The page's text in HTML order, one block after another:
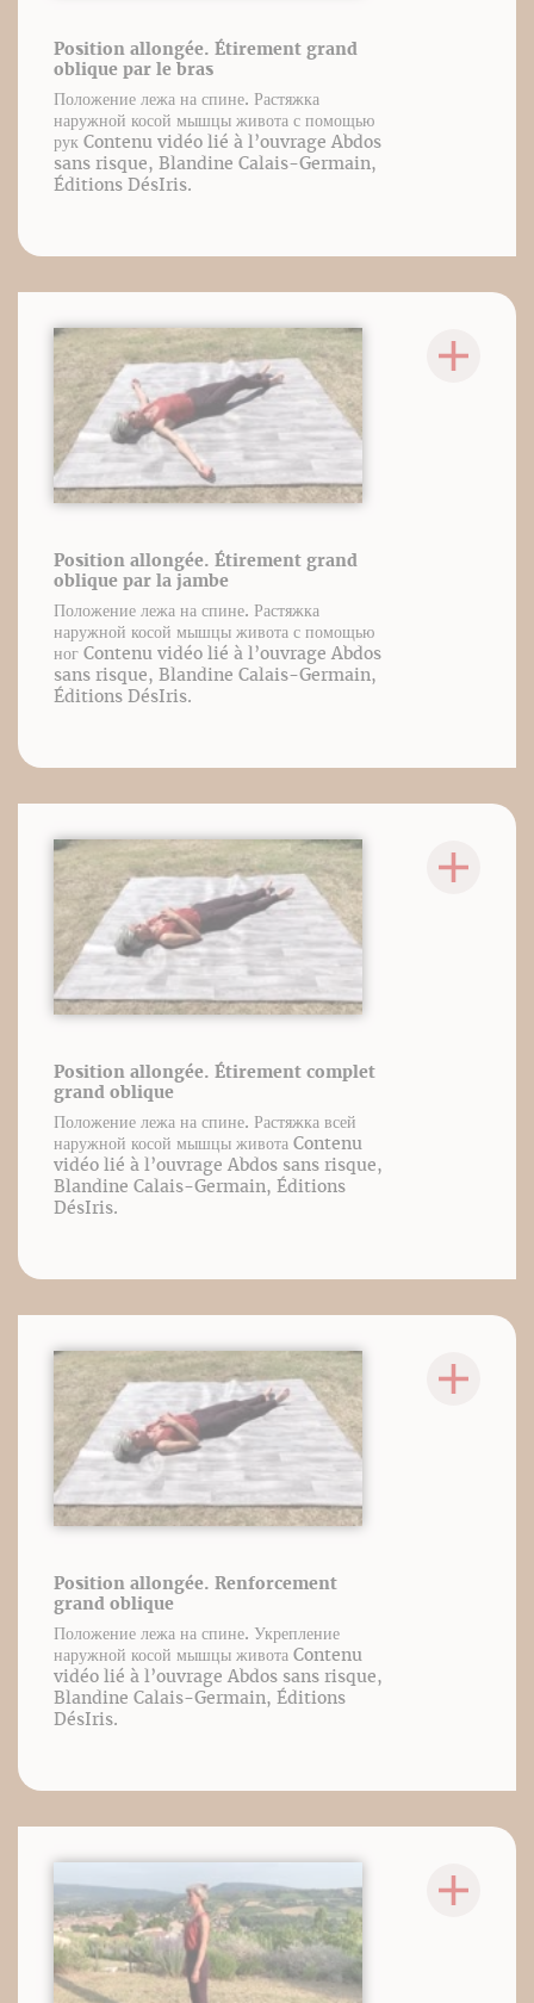
Position allongée. Étirement grand
oblique par le bras
Положение лежа на спине. Растяжка
наружной косой мышцы живота с помощью
рук Contenu vidéo lié à l’ouvrage Abdos
sans risque, Blandine Calais-Germain,
Éditions DésIris.
Position allongée. Étirement grand
oblique par la jambe
Положение лежа на спине. Растяжка
наружной косой мышцы живота с помощью
ног Contenu vidéo lié à l’ouvrage Abdos
sans risque, Blandine Calais-Germain,
Éditions DésIris.
Position allongée. Étirement complet
grand oblique
Положение лежа на спине. Растяжка всей
наружной косой мышцы живота Contenu
vidéo lié à l’ouvrage Abdos sans risque,
Blandine Calais-Germain, Éditions
DésIris.
Position allongée. Renforcement
grand oblique
Положение лежа на спине. Укрепление
наружной косой мышцы живота Contenu
vidéo lié à l’ouvrage Abdos sans risque,
Blandine Calais-Germain, Éditions
DésIris.